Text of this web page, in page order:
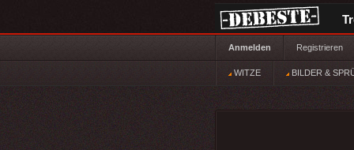
Anmelden Registrieren
WITZE BILDER &